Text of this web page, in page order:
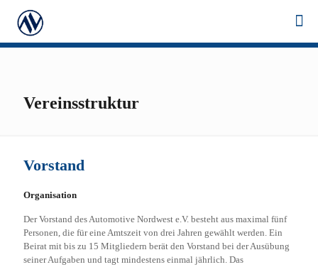
Vereinsstruktur
Vorstand
Organisation
Der Vorstand des Automotive Nordwest e.V. besteht aus maximal fünf
Personen, die für eine Amtszeit von drei Jahren gewählt werden. Ein
Beirat mit bis zu 15 Mitgliedern berät den Vorstand bei der Ausübung
seiner Aufgaben und tagt mindestens einmal jährlich. Das